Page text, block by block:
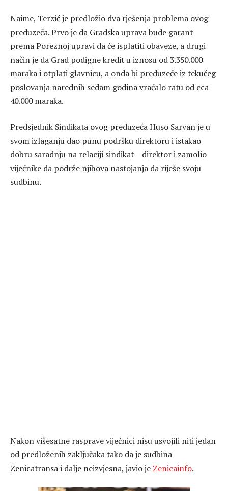
Naime, Terzić je predložio dva rješenja problema ovog
preduzeća. Prvo je da Gradska uprava bude garant
prema Poreznoj upravi da će isplatiti obaveze, a drugi
način je da Grad podigne kredit u iznosu od 3.350.000
maraka i otplati glavnicu, a onda bi preduzeće iz tekućeg
poslovanja narednih sedam godina vraćalo ratu od cca
40.000 maraka.
Predsjednik Sindikata ovog preduzeća Huso Sarvan je u
svom izlaganju dao punu podršku direktoru i istakao
dobru saradnju na relaciji sindikat – direktor i zamolio
vijećnike da podrže njihova nastojanja da riješe svoju
sudbinu.
Nakon višesatne rasprave vijećnici nisu usvojili niti jedan
od predloženih zaključaka tako da je sudbina
Zenicatransa i dalje neizvjesna, javio je Zenicainfo.